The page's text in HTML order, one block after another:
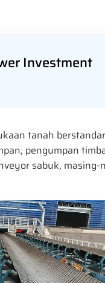
Investment
tanah
pengumpan
sabuk, masing-